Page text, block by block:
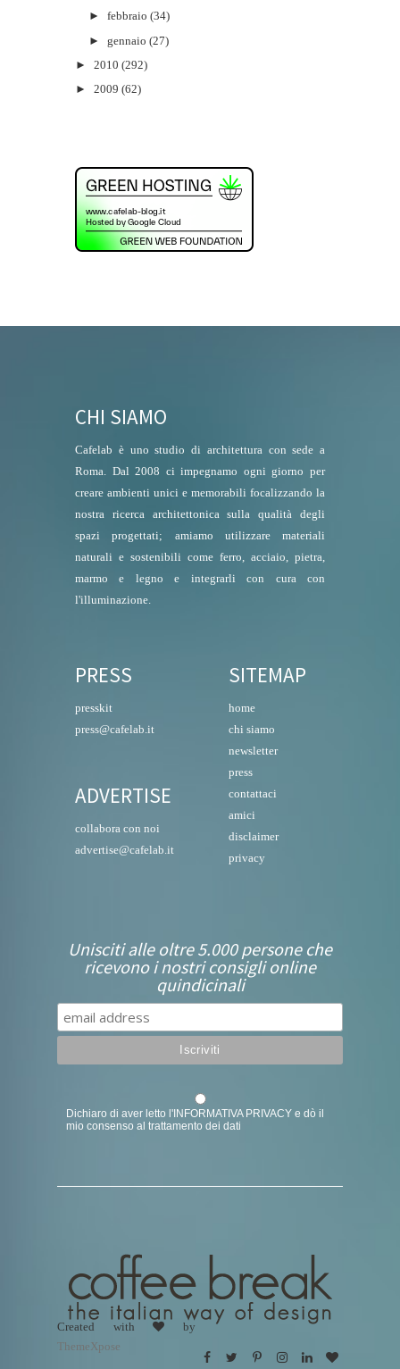
►febbraio (34)
►gennaio (27)
► 2010 (292)
► 2009 (62)
CHI SIAMO
Cafelab è uno studio di architettura con sede a
Roma. Dal 2008 ci impegnamo ogni giorno per
creare ambienti unici e memorabili focalizzando la
nostra ricerca architettonica sulla qualità degli
spazi progettati; amiamo utilizzare materiali
naturali e sostenibili come ferro, acciaio, pietra,
marmo e legno e integrarli con cura con
l'illuminazione.
PRESS
presskit
press@cafelab.it
ADVERTISE
collabora con noi
advertise@cafelab.it
SITEMAP
home
chi siamo
newsletter
press
contattaci
amici
disclaimer
privacy
Unisciti alle oltre 5.000 persone che
ricevono i nostri consigli online
quindicinali
Dichiaro di aver letto l' INFORMATIVA PRIVACY e dò il
mio consenso al trattamento dei dati
Created with
by
ThemeXpose